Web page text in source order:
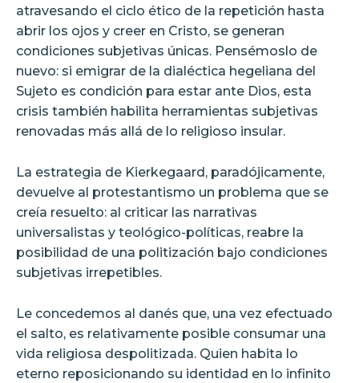
atravesando el ciclo ético de la repetición hasta
abrir los ojos y creer en Cristo, se generan
condiciones subjetivas únicas. Pensémoslo de
nuevo: si emigrar de la dialéctica hegeliana del
Sujeto es condición para estar ante Dios, esta
crisis también habilita herramientas subjetivas
renovadas más allá de lo religioso insular.
La estrategia de Kierkegaard, paradójicamente,
devuelve al protestantismo un problema que se
creía resuelto: al criticar las narrativas
universalistas y teológico-políticas, reabre la
posibilidad de una politización bajo condiciones
subjetivas irrepetibles.
Le concedemos al danés que, una vez efectuado
el salto, es relativamente posible consumar una
vida religiosa despolitizada. Quien habita lo
eterno reposicionando su identidad en lo infinito